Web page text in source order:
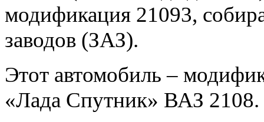
модификация 21093,
заводов (ЗАЗ).
Этот автомобиль –
«Лада Спутник» ВАЗ 2108.